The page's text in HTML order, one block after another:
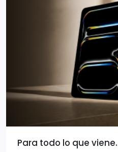
Para todo lo que viene.